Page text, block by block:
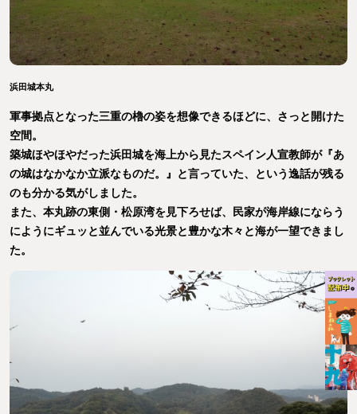
浜田城本丸
軍事拠点となった三重の櫓の姿を想像できるほどに、さっと開けた
空間。
築城ほやほやだった浜田城を海上から見たスペイン人宣教師が『あ
の城はなかなか立派なものだ。』と言っていた、という逸話が残る
のも分かる気がしました。
また、本丸跡の東側・松原湾を見下ろせば、民家が海岸線にならう
にようにギュッと並んでいる光景と豊かな木々と海が一望できまし
た。